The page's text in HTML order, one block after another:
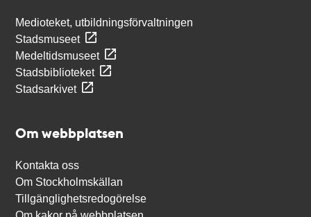
Medioteket, utbildningsförvaltningen
Stadsmuseet
Medeltidsmuseet
Stadsbiblioteket
Stadsarkivet
Om webbplatsen
Kontakta oss
Om Stockholmskällan
Tillgänglighetsredogörelse